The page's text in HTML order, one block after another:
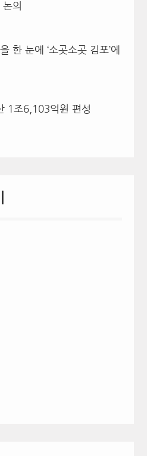
의
한 눈에 ‘소곳소곳 김포’에
1조6,103억원 편성